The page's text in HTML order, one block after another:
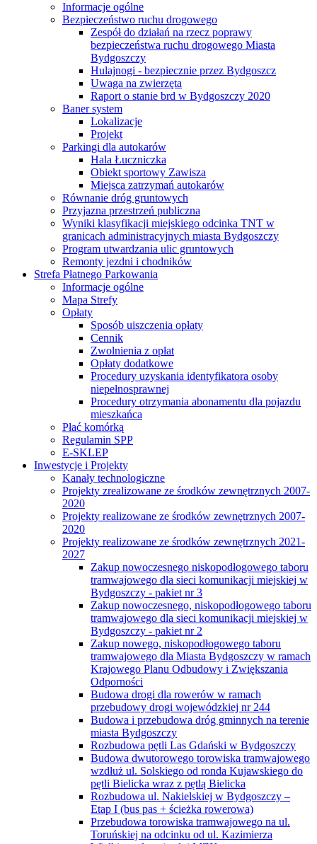
Informacje ogólne
Bezpieczeństwo ruchu drogowego
Zespół do działań na rzecz poprawy
bezpieczeństwa ruchu drogowego Miasta
Bydgoszczy
Hulajnogi - bezpiecznie przez Bydgoszcz
Uwaga na zwierzęta
Raport o stanie brd w Bydgoszczy 2020
Baner system
Lokalizacje
Projekt
Parkingi dla autokarów
Hala Łuczniczka
Obiekt sportowy Zawisza
Miejsca zatrzymań autokarów
Równanie dróg gruntowych
Przyjazna przestrzeń publiczna
Wyniki klasyfikacji miejskiego odcinka TNT w
granicach administracyjnych miasta Bydgoszczy
Program utwardzania ulic gruntowych
Remonty jezdni i chodników
Strefa Płatnego Parkowania
Informacje ogólne
Mapa Strefy
Opłaty
Sposób uiszczenia opłaty
Cennik
Zwolnienia z opłat
Opłaty dodatkowe
Procedury uzyskania identyfikatora osoby
niepełnosprawnej
Procedury otrzymania abonamentu dla pojazdu
mieszkańca
Płać komórką
Regulamin SPP
E-SKLEP
Inwestycje i Projekty
Kanały technologiczne
Projekty zrealizowane ze środków zewnętrznych 2007-
2020
Projekty realizowane ze środków zewnętrznych 2007-
2020
Projekty realizowane ze środków zewnętrznych 2021-
2027
Zakup nowoczesnego niskopodłogowego taboru
tramwajowego dla sieci komunikacji miejskiej w
Bydgoszczy - pakiet nr 3
Zakup nowoczesnego, niskopodłogowego taboru
tramwajowego dla sieci komunikacji miejskiej w
Bydgoszczy - pakiet nr 2
Zakup nowego, niskopodłogowego taboru
tramwajowego dla Miasta Bydgoszczy w ramach
Krajowego Planu Odbudowy i Zwiększania
Odporności
Budowa drogi dla rowerów w ramach
przebudowy drogi wojewódzkiej nr 244
Budowa i przebudowa dróg gminnych na terenie
miasta Bydgoszczy
Rozbudowa pętli Las Gdański w Bydgoszczy
Budowa dwutorowego torowiska tramwajowego
wzdłuż ul. Solskiego od ronda Kujawskiego do
pętli Bielicka wraz z pętlą Bielicka
Rozbudowa ul. Nakielskiej w Bydgoszczy –
Etap I (bus pas + ścieżka rowerowa)
Przebudowa torowiska tramwajowego na ul.
Toruńskiej na odcinku od ul. Kazimierza